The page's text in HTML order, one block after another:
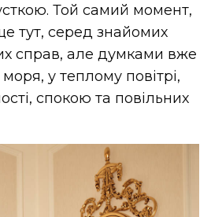
Той самий момент,
тут, серед знайомих
справ, але думками вже
у теплому повітрі,
спокою та повільних